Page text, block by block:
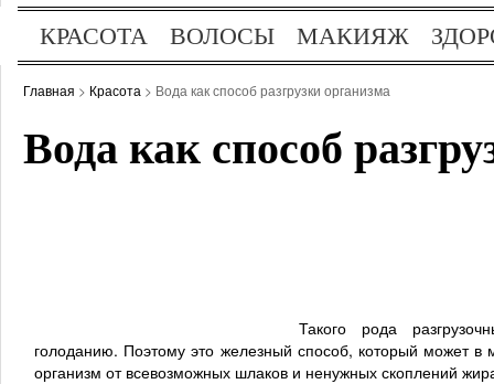
КРАСОТА ВОЛОСЫ МАКИЯЖ
Главная > Красота > Вода как способ разгрузки организма
Вода как способ
Такого рода
голоданию. Поэтому это железный способ, который может в
организм от всевозможных шлаков и ненужных скоплений